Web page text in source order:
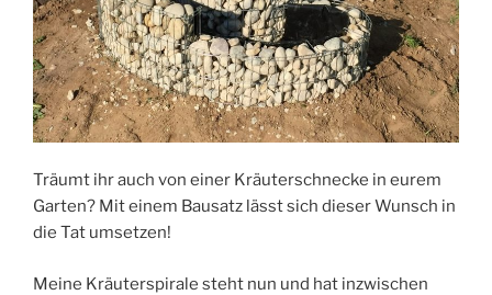
Träumt ihr auch von einer Kräuterschnecke in eurem
Garten? Mit einem Bausatz lässt sich dieser Wunsch in
die Tat umsetzen!
Meine Kräuterspirale steht nun und hat inzwischen